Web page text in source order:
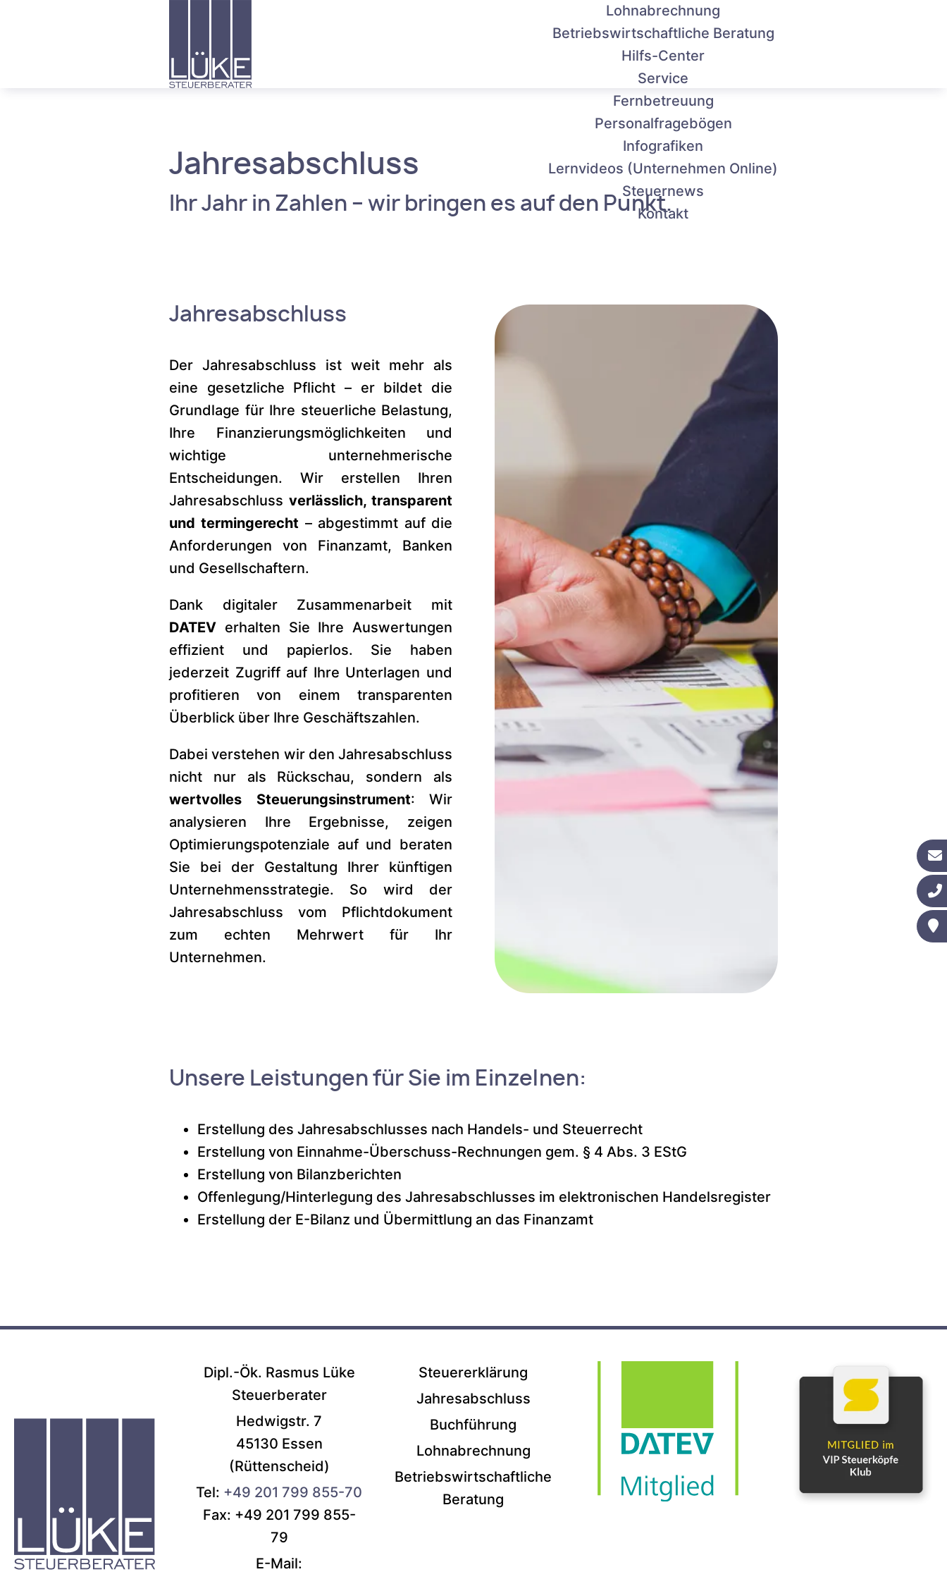
Lohnabrechnung
Betriebswirtschaftliche Beratung
Hilfs-Center
Service
Fernbetreuung
Personalfragebögen
Infografiken
Lernvideos (Unternehmen Online)
Steuernews
Kontakt
Jahresabschluss
Ihr Jahr in Zahlen – wir bringen es auf den Punkt.
Jahresabschluss
Der Jahresabschluss ist weit mehr als
eine gesetzliche Pflicht – er bildet die
Grundlage für Ihre steuerliche Belastung,
Ihre Finanzierungsmöglichkeiten und
wichtige unternehmerische
Entscheidungen. Wir erstellen Ihren
Jahresabschluss verlässlich, transparent
und termingerecht – abgestimmt auf die
Anforderungen von Finanzamt, Banken
und Gesellschaftern.
Dank digitaler Zusammenarbeit mit
DATEV erhalten Sie Ihre Auswertungen
effizient und papierlos. Sie haben
jederzeit Zugriff auf Ihre Unterlagen und
profitieren von einem transparenten
Überblick über Ihre Geschäftszahlen.
Dabei verstehen wir den Jahresabschluss
nicht nur als Rückschau, sondern als
wertvolles Steuerungsinstrument: Wir
analysieren Ihre Ergebnisse, zeigen
Optimierungspotenziale auf und beraten
Sie bei der Gestaltung Ihrer künftigen
Unternehmensstrategie. So wird der
Jahresabschluss vom Pflichtdokument
zum echten Mehrwert für Ihr
Unternehmen.
Unsere Leistungen für Sie im Einzelnen:
Erstellung des Jahresabschlusses nach Handels- und Steuerrecht
Erstellung von Einnahme-Überschuss-Rechnungen gem. § 4 Abs. 3 EStG
Erstellung von Bilanzberichten
Offenlegung/Hinterlegung des Jahresabschlusses im elektronischen Handelsregister
Erstellung der E-Bilanz und Übermittlung an das Finanzamt
Dipl.-Ök. Rasmus Lüke
Steuerberater
Hedwigstr. 7
45130 Essen
(Rüttenscheid)
Tel: +49 201 799 855-70
Fax: +49 201 799 855-
79
E-Mail:
Steuererklärung
Jahresabschluss
Buchführung
Lohnabrechnung
Betriebswirtschaftliche
Beratung